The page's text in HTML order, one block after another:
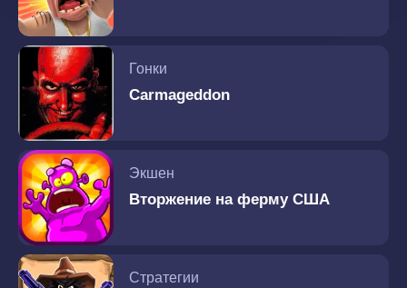
Гонки
Carmageddon
Экшен
Вторжение на ферму США
Стратегии